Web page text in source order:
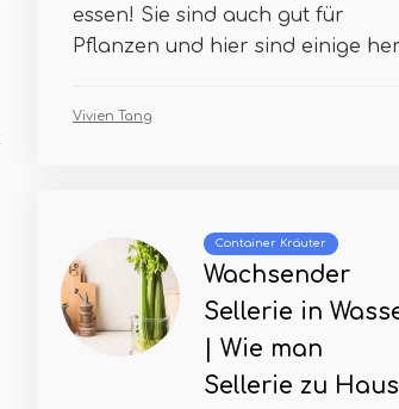
essen! Sie sind auch gut für
Pflanzen und hier sind einige
Vivien Tang
Container Kräuter
Wachsender
Sellerie in
| Wie man
Sellerie zu